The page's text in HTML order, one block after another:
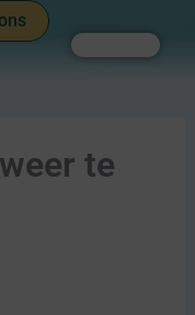
Zoeken
te